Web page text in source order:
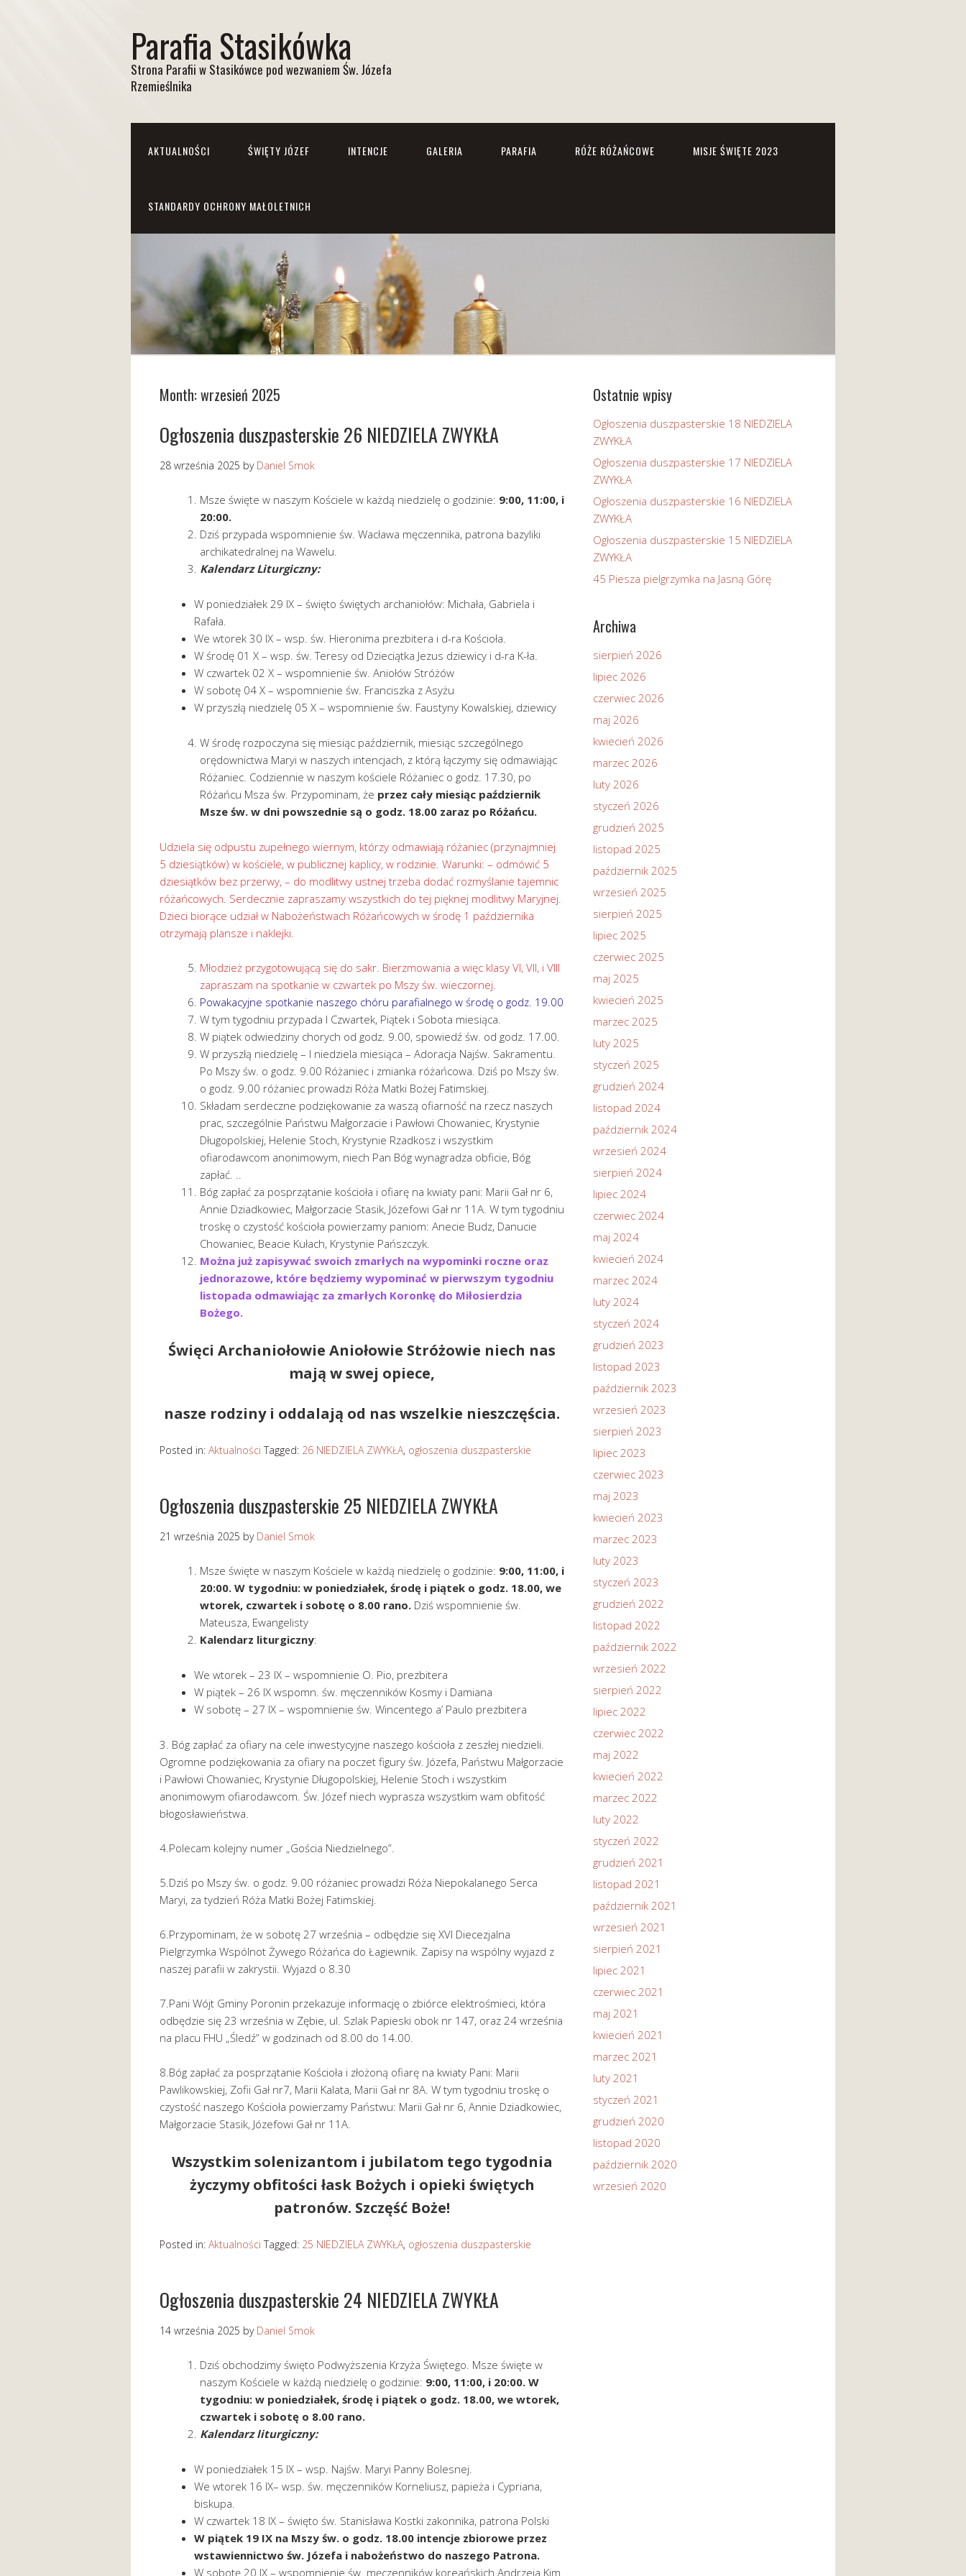
Parafia Stasikówka
Strona Parafii w Stasikówce pod wezwaniem Św. Józefa
Rzemieślnika
AKTUALNOŚCI ŚWIĘTY JÓZEF INTENCJE GALERIA PARAFIA RÓŻE RÓŻAŃCOWE MISJE ŚWIĘTE 2023
STANDARDY OCHRONY MAŁOLETNICH
Month:wrzesień 2025
Ogłoszenia duszpasterskie 26 NIEDZIELA ZWYKŁA
28 września 2025 by Daniel Smok
Msze święte w naszym Kościele w każdą niedzielę o godzinie: 9:00, 11:00, i
20:00.
Dziś przypada wspomnienie św. Wacława męczennika, patrona bazyliki
archikatedralnej na Wawelu.
Kalendarz Liturgiczny:
W poniedziałek 29 IX – święto świętych archaniołów: Michała, Gabriela i
Rafała.
We wtorek 30 IX – wsp. św. Hieronima prezbitera i d-ra Kościoła.
W środę 01 X – wsp. św. Teresy od Dzieciątka Jezus dziewicy i d-ra K-ła.
W czwartek 02 X – wspomnienie św. Aniołów Stróżów
W sobotę 04 X – wspomnienie św. Franciszka z Asyżu
W przyszłą niedzielę 05 X – wspomnienie św. Faustyny Kowalskiej, dziewicy
W środę rozpoczyna się miesiąc październik, miesiąc szczególnego
orędownictwa Maryi w naszych intencjach, z którą łączymy się odmawiając
Różaniec. Codziennie w naszym kościele Różaniec o godz. 17.30, po
Różańcu Msza św. Przypominam, że przez cały miesiąc październik
Msze św. w dni powszednie są o godz. 18.00 zaraz po Różańcu.
Udziela się odpustu zupełnego wiernym, którzy odmawiają różaniec (przynajmniej
5 dziesiątków) w kościele, w publicznej kaplicy, w rodzinie. Warunki: – odmówić 5
dziesiątków bez przerwy, – do modlitwy ustnej trzeba dodać rozmyślanie tajemnic
różańcowych. Serdecznie zapraszamy wszystkich do tej pięknej modlitwy Maryjnej.
Dzieci biorące udział w Nabożeństwach Różańcowych w środę 1 października
otrzymają plansze i naklejki.
Młodzież przygotowującą się do sakr. Bierzmowania a więc klasy VI, VII, i VIII
zapraszam na spotkanie w czwartek po Mszy św. wieczornej.
Powakacyjne spotkanie naszego chóru parafialnego w środę o godz. 19.00
W tym tygodniu przypada I Czwartek, Piątek i Sobota miesiąca.
W piątek odwiedziny chorych od godz. 9.00, spowiedź św. od godz. 17.00.
W przyszłą niedzielę – I niedziela miesiąca – Adoracja Najśw. Sakramentu.
Po Mszy św. o godz. 9.00 Różaniec i zmianka różańcowa. Dziś po Mszy św.
o godz. 9.00 różaniec prowadzi Róża Matki Bożej Fatimskiej.
Składam serdeczne podziękowanie za waszą ofiarność na rzecz naszych
prac, szczególnie Państwu Małgorzacie i Pawłowi Chowaniec, Krystynie
Długopolskiej, Helenie Stoch, Krystynie Rzadkosz i wszystkim
ofiarodawcom anonimowym, niech Pan Bóg wynagradza obficie, Bóg
zapłać. ..
Bóg zapłać za posprzątanie kościoła i ofiarę na kwiaty pani: Marii Gał nr 6,
Annie Dziadkowiec, Małgorzacie Stasik, Józefowi Gał nr 11A. W tym tygodniu
troskę o czystość kościoła powierzamy paniom: Anecie Budz, Danucie
Chowaniec, Beacie Kułach, Krystynie Pańszczyk.
Można już zapisywać swoich zmarłych na wypominki roczne oraz
jednorazowe, które będziemy wypominać w pierwszym tygodniu
listopada odmawiając za zmarłych Koronkę do Miłosierdzia
Bożego.
Święci Archaniołowie Aniołowie Stróżowie niech nas
mają w swej opiece,
nasze rodziny i oddalają od nas wszelkie nieszczęścia.
Posted in: Aktualności Tagged: 26 NIEDZIELA ZWYKŁA, ogłoszenia duszpasterskie
Ogłoszenia duszpasterskie 25 NIEDZIELA ZWYKŁA
21 września 2025 by Daniel Smok
Msze święte w naszym Kościele w każdą niedzielę o godzinie: 9:00, 11:00, i
20:00. W tygodniu: w poniedziałek, środę i piątek o godz. 18.00, we
wtorek, czwartek i sobotę o 8.00 rano. Dziś wspomnienie św.
Mateusza, Ewangelisty
Kalendarz liturgiczny:
We wtorek – 23 IX – wspomnienie O. Pio, prezbitera
W piątek – 26 IX wspomn. św. męczenników Kosmy i Damiana
W sobotę – 27 IX – wspomnienie św. Wincentego a’ Paulo prezbitera
3. Bóg zapłać za ofiary na cele inwestycyjne naszego kościoła z zeszłej niedzieli.
Ogromne podziękowania za ofiary na poczet figury św. Józefa, Państwu Małgorzacie
i Pawłowi Chowaniec, Krystynie Długopolskiej, Helenie Stoch i wszystkim
anonimowym ofiarodawcom. Św. Józef niech wyprasza wszystkim wam obfitość
błogosławieństwa.
4.Polecam kolejny numer „Gościa Niedzielnego”.
5.Dziś po Mszy św. o godz. 9.00 różaniec prowadzi Róża Niepokalanego Serca
Maryi, za tydzień Róża Matki Bożej Fatimskiej.
6.Przypominam, że w sobotę 27 września – odbędzie się XVI Diecezjalna
Pielgrzymka Wspólnot Żywego Różańca do Łagiewnik. Zapisy na wspólny wyjazd z
naszej parafii w zakrystii. Wyjazd o 8.30
7.Pani Wójt Gminy Poronin przekazuje informację o zbiórce elektrośmieci, która
odbędzie się 23 września w Zębie, ul. Szlak Papieski obok nr 147, oraz 24 września
na placu FHU „Śledź” w godzinach od 8.00 do 14.00.
8.Bóg zapłać za posprzątanie Kościoła i złożoną ofiarę na kwiaty Pani: Marii
Pawlikowskiej, Zofii Gał nr7, Marii Kalata, Marii Gał nr 8A. W tym tygodniu troskę o
czystość naszego Kościoła powierzamy Państwu: Marii Gał nr 6, Annie Dziadkowiec,
Małgorzacie Stasik, Józefowi Gał nr 11A.
Wszystkim solenizantom i jubilatom tego tygodnia
życzymy obfitości łask Bożych i opieki świętych
patronów. Szczęść Boże!
Posted in: Aktualności Tagged: 25 NIEDZIELA ZWYKŁA, ogłoszenia duszpasterskie
Ogłoszenia duszpasterskie 24 NIEDZIELA ZWYKŁA
14 września 2025 by Daniel Smok
Dziś obchodzimy święto Podwyższenia Krzyża Świętego. Msze święte w
naszym Kościele w każdą niedzielę o godzinie: 9:00, 11:00, i 20:00. W
tygodniu: w poniedziałek, środę i piątek o godz. 18.00, we wtorek,
czwartek i sobotę o 8.00 rano.
Kalendarz liturgiczny:
W poniedziałek 15 IX – wsp. Najśw. Maryi Panny Bolesnej.
We wtorek 16 IX– wsp. św. męczenników Korneliusz, papieża i Cypriana,
biskupa.
W czwartek 18 IX – święto św. Stanisława Kostki zakonnika, patrona Polski
W piątek 19 IX na Mszy św. o godz. 18.00 intencje zbiorowe przez
wstawiennictwo św. Józefa i nabożeństwo do naszego Patrona.
W sobotę 20 IX – wspomnienie św. męczenników koreańskich Andrzeja Kim
Ostatnie wpisy
Ogłoszenia duszpasterskie 18 NIEDZIELA
ZWYKŁA
Ogłoszenia duszpasterskie 17 NIEDZIELA
ZWYKŁA
Ogłoszenia duszpasterskie 16 NIEDZIELA
ZWYKŁA
Ogłoszenia duszpasterskie 15 NIEDZIELA
ZWYKŁA
45 Piesza pielgrzymka na Jasną Górę
Archiwa
sierpień 2026
lipiec 2026
czerwiec 2026
maj 2026
kwiecień 2026
marzec 2026
luty 2026
styczeń 2026
grudzień 2025
listopad 2025
październik 2025
wrzesień 2025
sierpień 2025
lipiec 2025
czerwiec 2025
maj 2025
kwiecień 2025
marzec 2025
luty 2025
styczeń 2025
grudzień 2024
listopad 2024
październik 2024
wrzesień 2024
sierpień 2024
lipiec 2024
czerwiec 2024
maj 2024
kwiecień 2024
marzec 2024
luty 2024
styczeń 2024
grudzień 2023
listopad 2023
październik 2023
wrzesień 2023
sierpień 2023
lipiec 2023
czerwiec 2023
maj 2023
kwiecień 2023
marzec 2023
luty 2023
styczeń 2023
grudzień 2022
listopad 2022
październik 2022
wrzesień 2022
sierpień 2022
lipiec 2022
czerwiec 2022
maj 2022
kwiecień 2022
marzec 2022
luty 2022
styczeń 2022
grudzień 2021
listopad 2021
październik 2021
wrzesień 2021
sierpień 2021
lipiec 2021
czerwiec 2021
maj 2021
kwiecień 2021
marzec 2021
luty 2021
styczeń 2021
grudzień 2020
listopad 2020
październik 2020
wrzesień 2020